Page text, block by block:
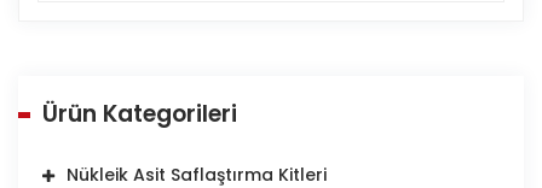
Ürün Kategorileri
Nükleik Asit Saflaştırma Kitleri